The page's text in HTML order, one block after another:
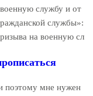
службу и от
службы»:
на военную сл
поэтому мне нужен